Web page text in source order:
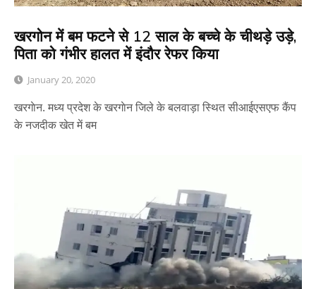
खरगोन में बम फटने से 12 साल के बच्चे के चीथड़े उड़े,
पिता को गंभीर हालत में इंदौर रेफर किया
January 20, 2020
खरगाेन. मध्य प्रदेश के खरगाेन जिले के बलवाड़ा स्थित सीआईएसएफ कैंप
के नजदीक खेत में बम